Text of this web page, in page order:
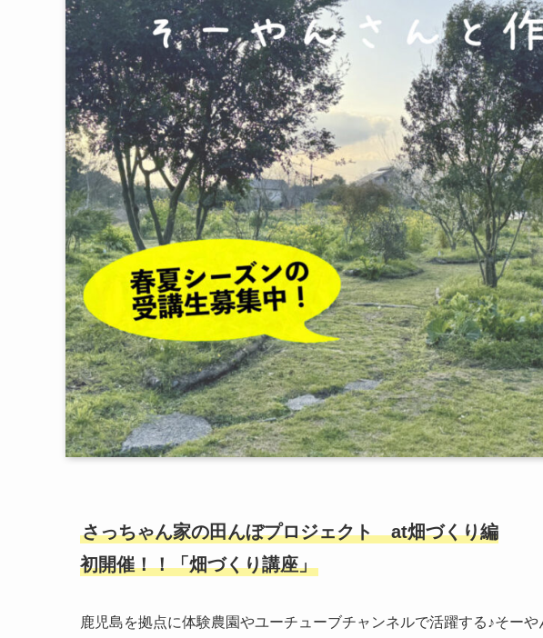
さっちゃん家の田んぼプロジェクト at畑づくり編
初開催！！「畑づくり講座」
鹿児島を拠点に体験農園やユーチューブチャンネルで活躍する♪そー